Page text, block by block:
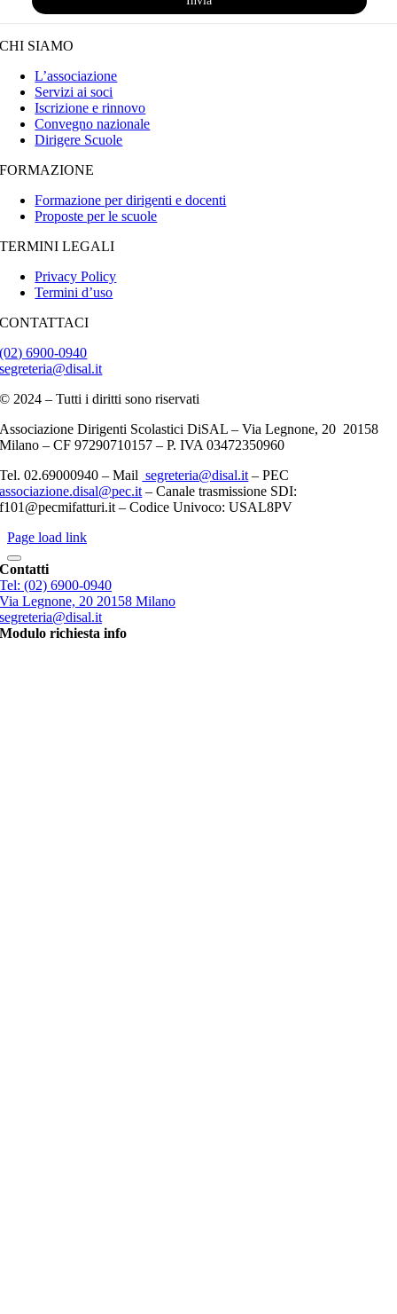
CHI SIAMO
L’associazione
Servizi ai soci
Iscrizione e rinnovo
Convegno nazionale
Dirigere Scuole
FORMAZIONE
Formazione per dirigenti e docenti
Proposte per le scuole
TERMINI LEGALI
Privacy Policy
Termini d’uso
CONTATTACI
(02) 6900-0940
segreteria@disal.it
© 2024 – Tutti i diritti sono riservati
Associazione Dirigenti Scolastici DiSAL – Via Legnone, 20 20158
Milano –CF 97290710157 – P. IVA 03472350960
Tel. 02.69000940 – Mail segreteria@disal.it – PEC
associazione.disal@pec.it –Canale trasmissione SDI:
f101@pecmifatturi.it – Codice Univoco: USAL8PV
Page load link
Contatti
Tel: (02) 6900-0940
Via Legnone, 20 20158 Milano
segreteria@disal.it
Modulo richiesta info
Torna
in
cima